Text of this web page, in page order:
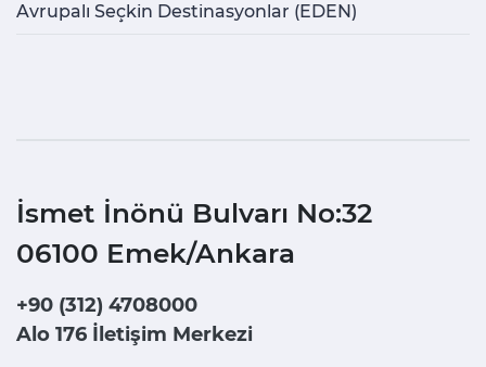
Avrupalı Seçkin Destinasyonlar (EDEN)
İsmet İnönü Bulvarı No:32
06100 Emek/Ankara
+90 (312) 4708000
Alo 176 İletişim Merkezi